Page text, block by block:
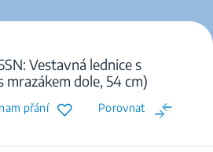
Vestavná lednice s
mrazákem dole, 54 cm)
přání Porovnat